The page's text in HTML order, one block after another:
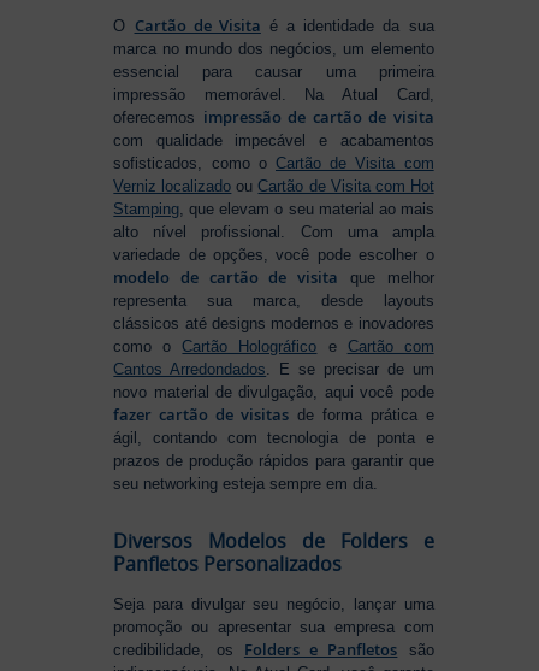
O Cartão de Visita é a identidade da sua
marca no mundo dos negócios, um elemento
essencial para causar uma primeira
impressão memorável. Na Atual Card,
oferecemos impressão de cartão de visita
com qualidade impecável e acabamentos
sofisticados, como o Cartão de Visita com
Verniz localizado ouCartão de Visita com Hot
Stamping , que elevam o seu material ao mais
alto nível profissional. Com uma ampla
variedade de opções, você pode escolher o
modelo de cartão de visita que melhor
representa sua marca, desde layouts
clássicos até designs modernos e inovadores
como oCartão Holográfico e Cartão com
Cantos Arredondados . E se precisar de um
novo material de divulgação, aqui você pode
fazer cartão de visitas de forma prática e
ágil, contando com tecnologia de ponta e
prazos de produção rápidos para garantir que
seu networking esteja sempre em dia.
Diversos Modelos de Folders e
Panfletos Personalizados
Seja para divulgar seu negócio, lançar uma
promoção ou apresentar sua empresa com
credibilidade, os Folders e Panfletos são